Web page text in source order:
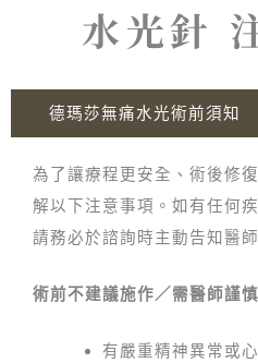
水光針
德瑪莎無痛水光術前須知
為了讓療程更安全、術後修
解以下注意事項。如有任何
請務必於諮詢時主動告知醫
術前不建議施作／需醫師謹
有嚴重精神異常或